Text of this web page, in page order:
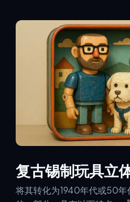
复古锡制玩具立
将其转化为1940年代或50年